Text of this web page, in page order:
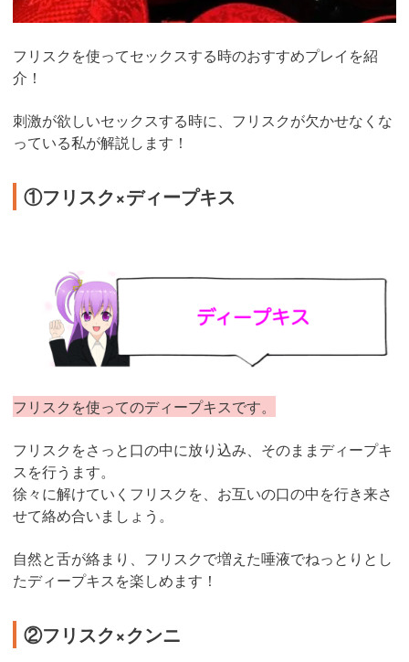
フリスクを使ってセックスする時のおすすめプレイを紹
介！
刺激が欲しいセックスする時に、フリスクが欠かせなくな
っている私が解説します！
①フリスク×ディープキス
フリスクを使ってのディープキスです。
フリスクをさっと口の中に放り込み、そのままディープキ
スを行うます。
徐々に解けていくフリスクを、お互いの口の中を行き来さ
せて絡め合いましょう。
自然と舌が絡まり、フリスクで増えた唾液でねっとりとし
たディープキスを楽しめます！
②フリスク×クンニ